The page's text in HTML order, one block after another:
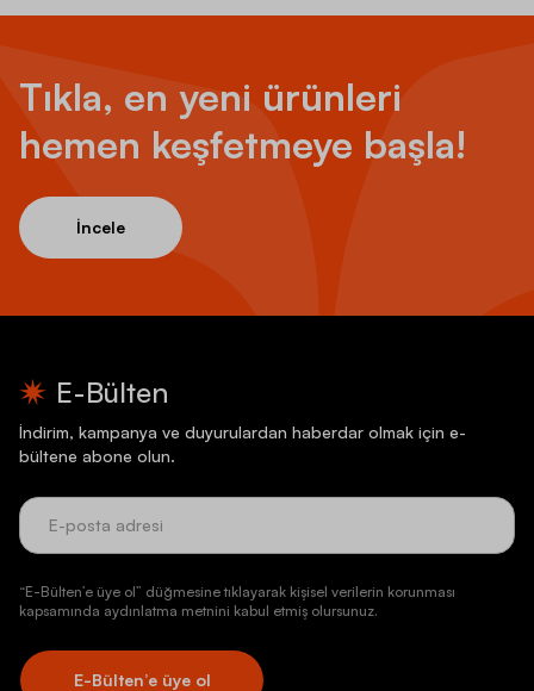
Tıkla, en yeni ürünleri
hemen keşfetmeye başla!
İncele
E-Bülten
İndirim, kampanya ve duyurulardan haberdar olmak için e-
bültene abone olun.
“E-Bülten’e üye ol” düğmesine tıklayarak kişisel verilerin korunması
kapsamında aydınlatma metnini kabul etmiş olursunuz.
E-Bülten’e üye ol